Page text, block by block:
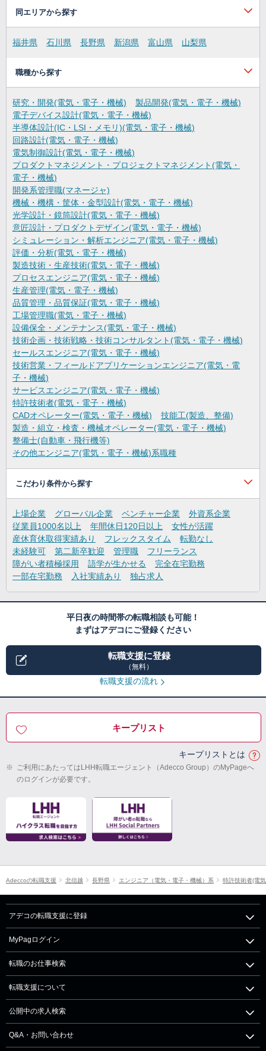
同エリアから探す
福井県 石川県 長野県 新潟県 富山県 山梨県
職種から探す
研究・開発(電気・電子・機械)
製品開発(電気・電子・機械)
電子デバイス設計(電気・電子・機械)
半導体設計(IC・LSI・メモリ)(電気・電子・機械)
回路設計(電気・電子・機械)
電気制御設計(電気・電子・機械)
プロダクトマネジメント・プロジェクトマネジメント(電気・
電子・機械)
開発系管理職(マネージャ)
機械・機構・筐体・金型設計(電気・電子・機械)
光学設計・鏡筒設計(電気・電子・機械)
意匠設計・プロダクトデザイン(電気・電子・機械)
シミュレーション・解析エンジニア(電気・電子・機械)
評価・分析(電気・電子・機械)
製造技術・生産技術(電気・電子・機械)
プロセスエンジニア(電気・電子・機械)
生産管理(電気・電子・機械)
品質管理・品質保証(電気・電子・機械)
工場管理職(電気・電子・機械)
設備保全・メンテナンス(電気・電子・機械)
技術企画・技術戦略・技術コンサルタント(電気・電子・機械)
セールスエンジニア(電気・電子・機械)
技術営業・フィールドアプリケーションエンジニア(電気・電
子・機械)
サービスエンジニア(電気・電子・機械)
特許技術者(電気・電子・機械)
CADオペレーター(電気・電子・機械)
技能工(製造、整備)
製造・組立・検査・機械オペレーター(電気・電子・機械)
整備士(自動車・飛行機等)
その他エンジニア(電気・電子・機械)系職種
こだわり条件から探す
上場企業 グローバル企業 ベンチャー企業
外資系企業
従業員1000名以上
年間休日120日以上
女性が活躍
産休育休取得実績あり
フレックスタイム
転勤なし
未経験可
第二新卒歓迎 管理職
フリーランス
障がい者積極採用
語学が生かせる
完全在宅勤務
一部在宅勤務
入社実績あり 独占求人
平日夜の時間帯の転職相談も可能！
まずはアデコにご登録ください
転職支援に登録
（無料）
転職支援の流れ
キープリスト
キープリストとは
※ ご利用にあたってはLHH転職エージェント（Adecco Group）のMyPageへ
のログインが必要です。
Adeccoの転職支援 北信越 長野県 エンジニア（電気・電子・機械）系 特許技術者(電
アデコの転職支援に登録
MyPagログイン
転職のお仕事検索
転職支援について
公開中の求人検索
Q&A・お問い合わせ